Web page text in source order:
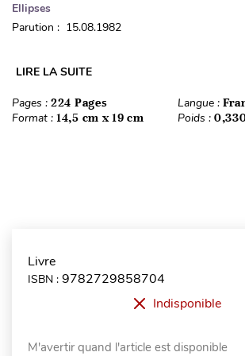
Ellipses
Parution : 15.08.1982
LIRE LA SUITE
Pages : 224 Pages Langue :
Format : 14,5 cm x 19 cm Poids :
Livre
ISBN : 9782729858704
Indisponible
M'avertir quand l'article est disponible